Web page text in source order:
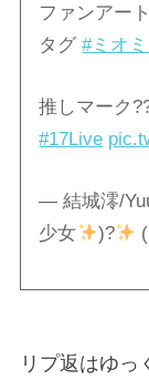
ファンアー
タグ#ミオ
推しマーク
#17Live
— 結城澪/
少女
)?
リプ返はゆっ